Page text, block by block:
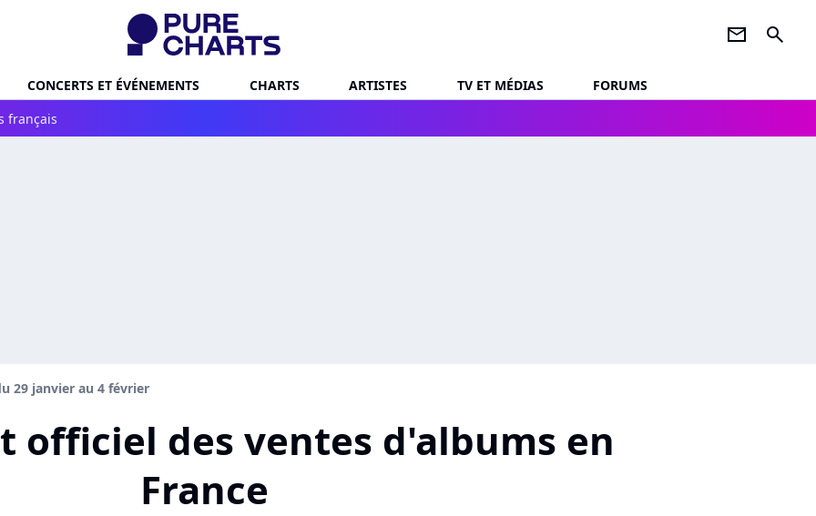
newsletter search
CONCERTS ET ÉVÉNEMENTS CHARTS ARTISTES TV ET MÉDIAS
FORUMS
français
29 janvier au 4 février
officiel des ventes d'albums en
France